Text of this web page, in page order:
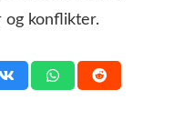
og konflikter.